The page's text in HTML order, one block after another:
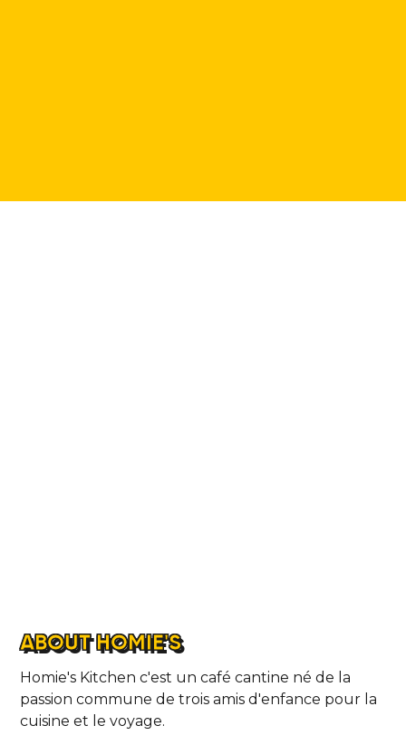
ABOUT HOMIE'S
Homie's Kitchen c'est un café cantine né de la
passion commune de trois amis d'enfance pour la
cuisine et le voyage.